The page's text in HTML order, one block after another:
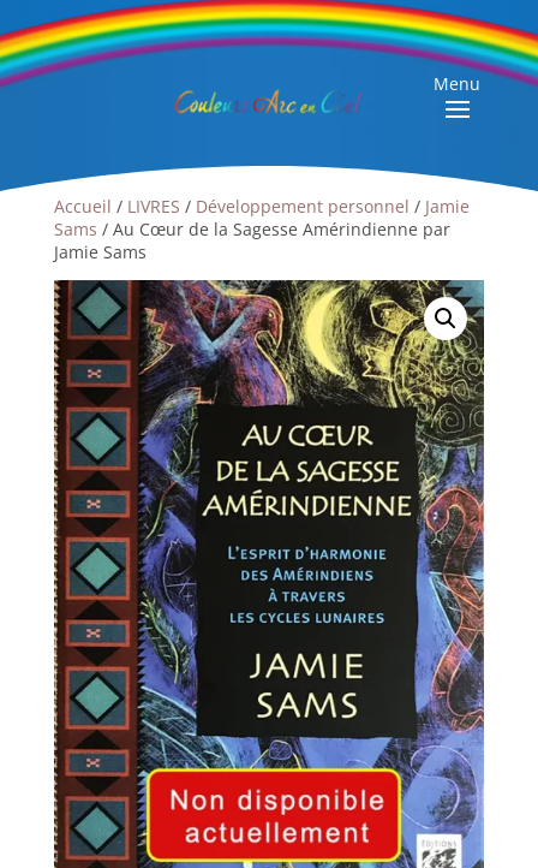
Menu
Accueil / LIVRES / Développement personnel / Jamie
Sams / Au Cœur de la Sagesse Amérindienne par
Jamie Sams